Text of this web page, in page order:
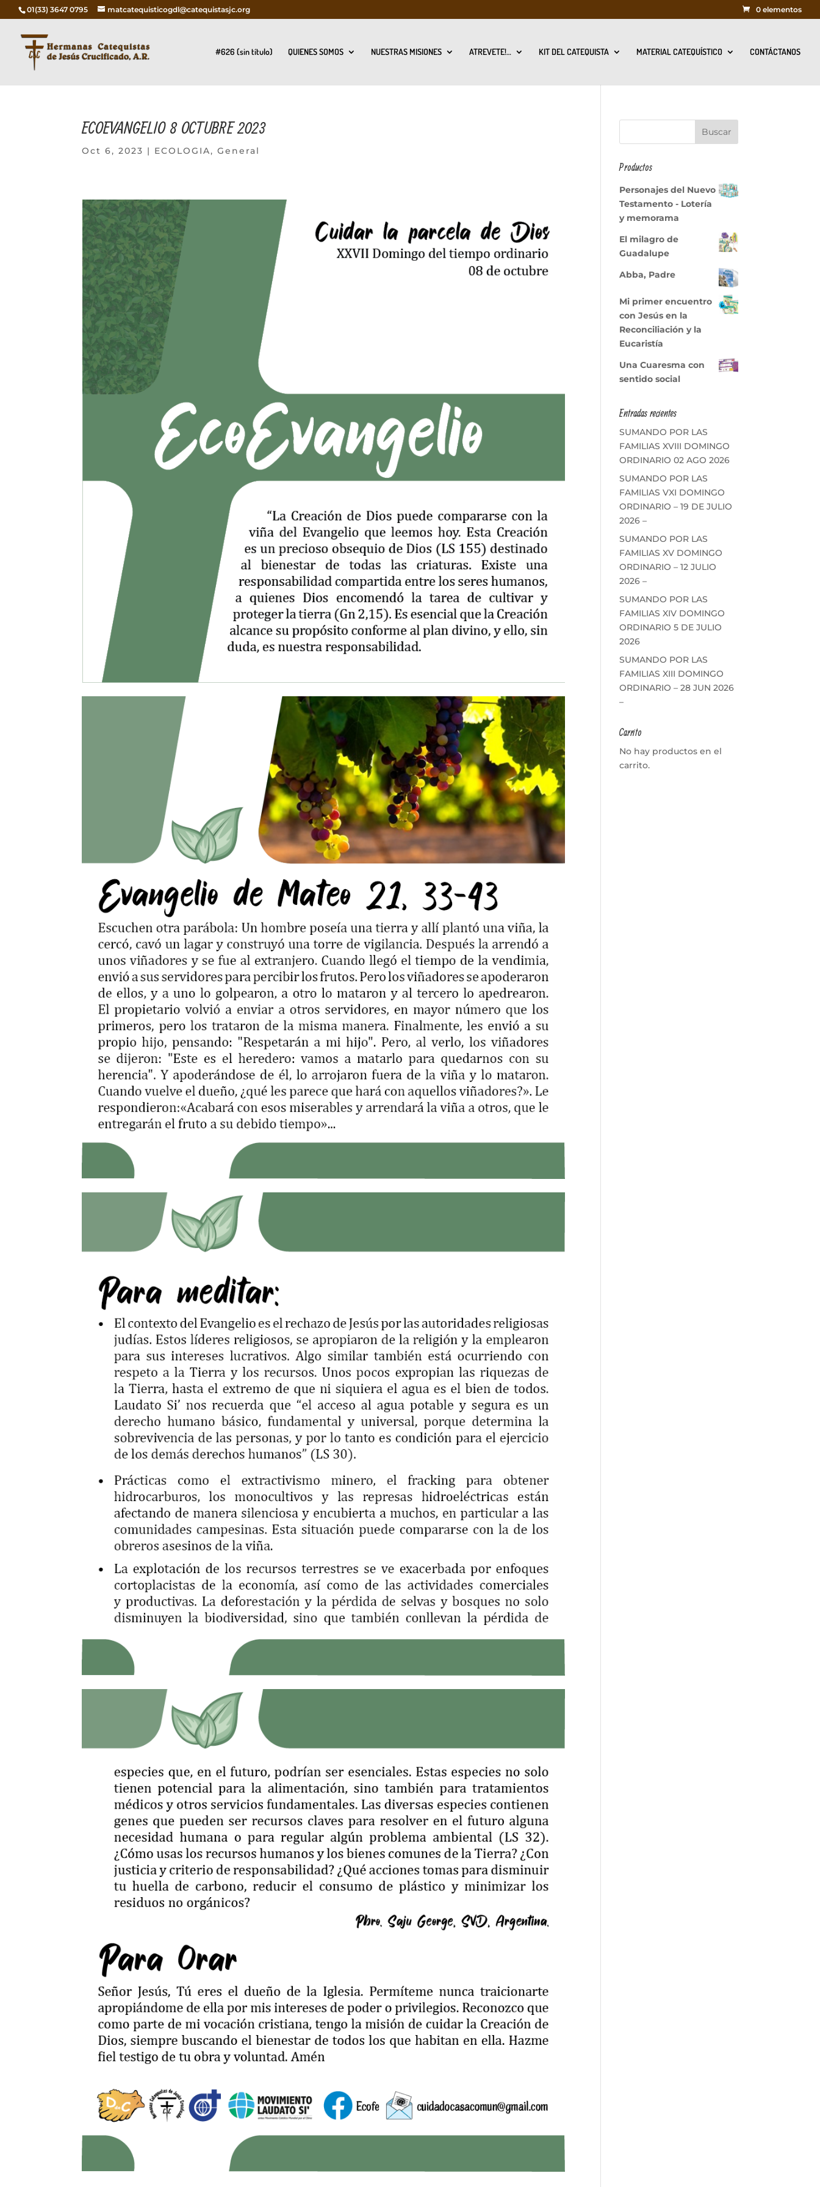
01(33) 3647 0795 matcatequisticogdl@catequistasjc.org 0 elementos
#626 (sin título) QUIENES SOMOS NUESTRAS MISIONES ATREVETE!… KIT DEL CATEQUISTA MATERIAL CATEQUÍSTICO CONTÁCTANOS
ECOEVANGELIO 8 OCTUBRE 2023
Oct 6, 2023 | ECOLOGIA,General
Productos
Personajes del Nuevo
Testamento - Lotería
y memorama
El milagro de
Guadalupe
Abba, Padre
Mi primer encuentro
con Jesús en la
Reconciliación y la
Eucaristía
Una Cuaresma con
sentido social
Entradas recientes
SUMANDO POR LAS
FAMILIAS XVIII DOMINGO
ORDINARIO 02 AGO 2026
SUMANDO POR LAS
FAMILIAS VXI DOMINGO
ORDINARIO – 19 DE JULIO
2026 –
SUMANDO POR LAS
FAMILIAS XV DOMINGO
ORDINARIO – 12 JULIO
2026 –
SUMANDO POR LAS
FAMILIAS XIV DOMINGO
ORDINARIO 5 DE JULIO
2026
SUMANDO POR LAS
FAMILIAS XIII DOMINGO
ORDINARIO – 28 JUN 2026
–
Carrito
No hay productos en el
carrito.